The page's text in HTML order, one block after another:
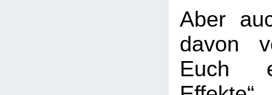
Aber
davon
Euch